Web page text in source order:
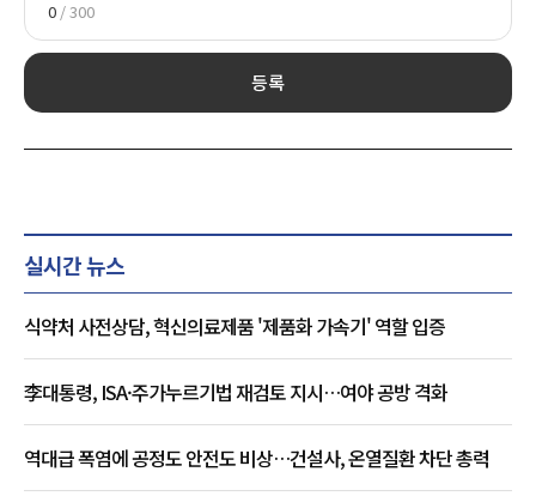
0 / 300
등록
실시간 뉴스
식약처 사전상담, 혁신의료제품 '제품화 가속기' 역할 입증
李대통령, ISA·주가누르기법 재검토 지시…여야 공방 격화
역대급 폭염에 공정도 안전도 비상…건설사, 온열질환 차단 총력